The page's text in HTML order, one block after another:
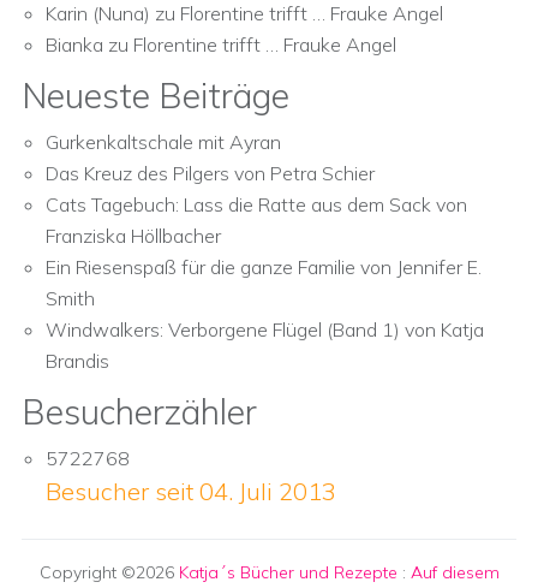
Karin (Nuna) zu Florentine trifft … Frauke Angel
Bianka zu Florentine trifft … Frauke Angel
Neueste Beiträge
Gurkenkaltschale mit Ayran
Das Kreuz des Pilgers von Petra Schier
Cats Tagebuch: Lass die Ratte aus dem Sack von
Franziska Höllbacher
Ein Riesenspaß für die ganze Familie von Jennifer E.
Smith
Windwalkers: Verborgene Flügel (Band 1) von Katja
Brandis
Besucherzähler
5722768
Besucher seit 04. Juli 2013
Copyright ©2026 Katja´s Bücher und Rezepte : Auf diesem